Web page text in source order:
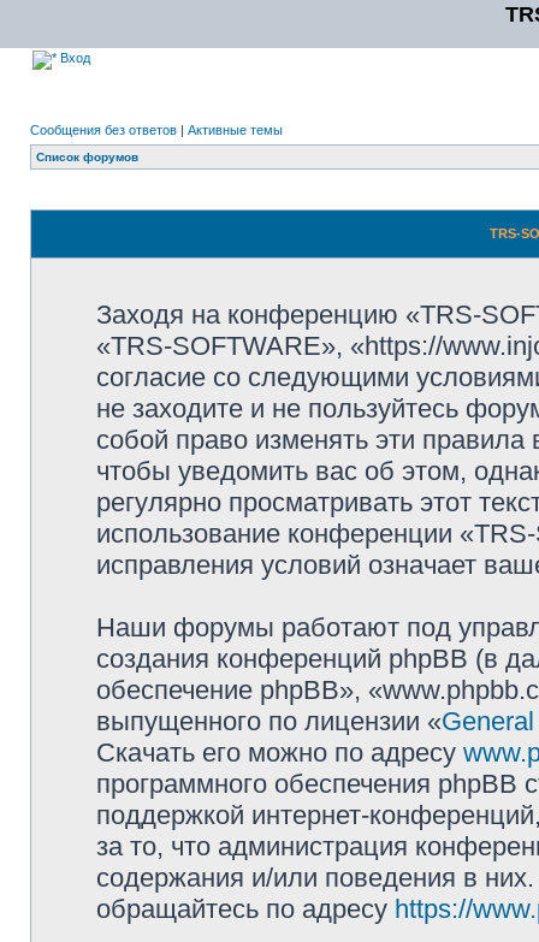
Вход
Сообщения без ответов | Активные темы
Список форумов
TRS-
Заходя на конференцию «TRS-
«TRS-SOFTWARE», «https://
согласие со следующими
не заходите и не пользуйтесь
собой право изменять эти
чтобы уведомить вас об этом,
регулярно просматривать этот
использование конференции
исправления условий означает
Наши форумы работают под
создания конференций phpBB (в
обеспечение phpBB»,
выпущенного по лицензии «
Скачать его можно по адресу
программного обеспечения phpBB
поддержкой интернет-
за то, что администрация
содержания и/или поведения в
обращайтесь по адресу https://